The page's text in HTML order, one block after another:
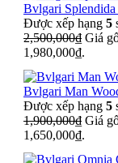
Bvlgari Splendida
Được xếp hạng 5
2,500,000₫ Giá
1,980,000₫.
Bvlgari Man
Được xếp hạng 5
1,900,000₫ Giá
1,650,000₫.